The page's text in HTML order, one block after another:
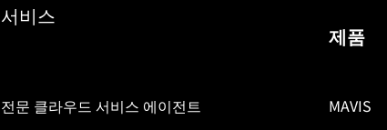
서비스
제품
전문 클라우드 서비스 에이전트 MAVIS